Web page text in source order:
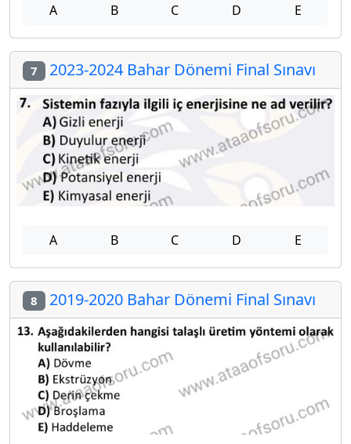
A B C D E
7 2023-2024 Bahar Dönemi Final Sınavı
A B C D E
8 2019-2020 Bahar Dönemi Final Sınavı